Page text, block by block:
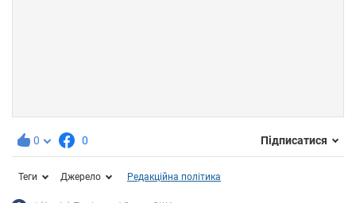
0 0 Підписатися
Теги Джерело Редакційна політика